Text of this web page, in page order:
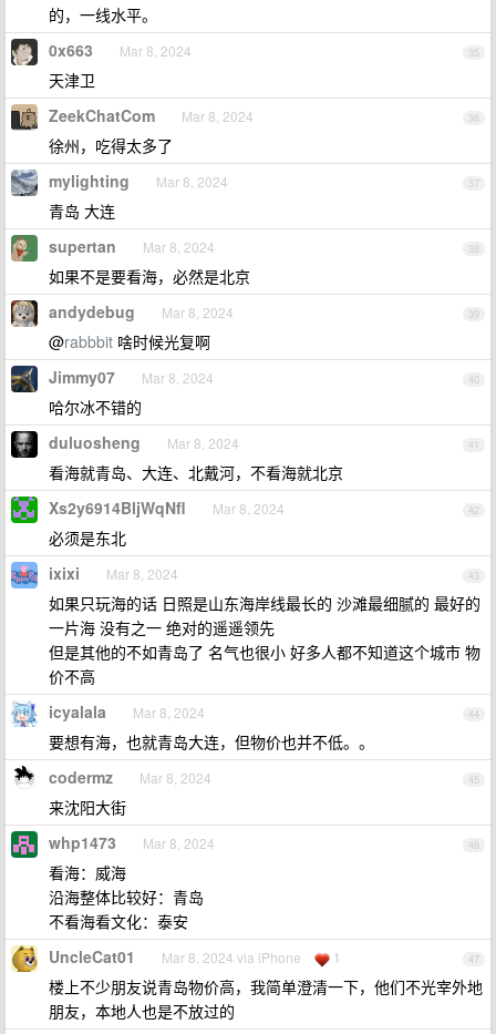
的，一线水平。
35
0x663 Mar 8, 2024
天津卫
36
ZeekChatCom Mar 8, 2024
徐州，吃得太多了
37
mylighting Mar 8, 2024
青岛 大连
38
supertan Mar 8, 2024
如果不是要看海，必然是北京
39
andydebug Mar 8, 2024
@rabbbit 啥时候光复啊
40
Jimmy07 Mar 8, 2024
哈尔冰不错的
41
duluosheng Mar 8, 2024
看海就青岛、大连、北戴河，不看海就北京
42
Xs2y6914BljWqNfl Mar 8, 2024
必须是东北
43
ixixi Mar 8, 2024
如果只玩海的话 日照是山东海岸线最长的 沙滩最细腻的 最好的
一片海 没有之一 绝对的遥遥领先
但是其他的不如青岛了 名气也很小 好多人都不知道这个城市 物
价不高
44
icyalala Mar 8, 2024
要想有海，也就青岛大连，但物价也并不低。。
45
codermz Mar 8, 2024
来沈阳大街
46
whp1473 Mar 8, 2024
看海：威海
沿海整体比较好：青岛
不看海看文化：泰安
47
UncleCat01 Mar 8, 2024 via iPhone 1
楼上不少朋友说青岛物价高，我简单澄清一下，他们不光宰外地
朋友，本地人也是不放过的